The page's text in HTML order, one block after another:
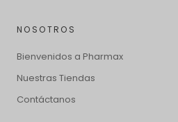
NOSOTROS
Bienvenidos a Pharmax
Nuestras Tiendas
Contáctanos